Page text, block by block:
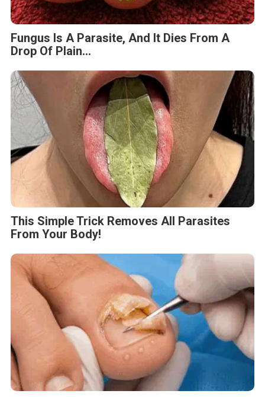
Fungus Is A Parasite, And It Dies From A
Drop Of Plain...
This Simple Trick Removes All Parasites
From Your Body!